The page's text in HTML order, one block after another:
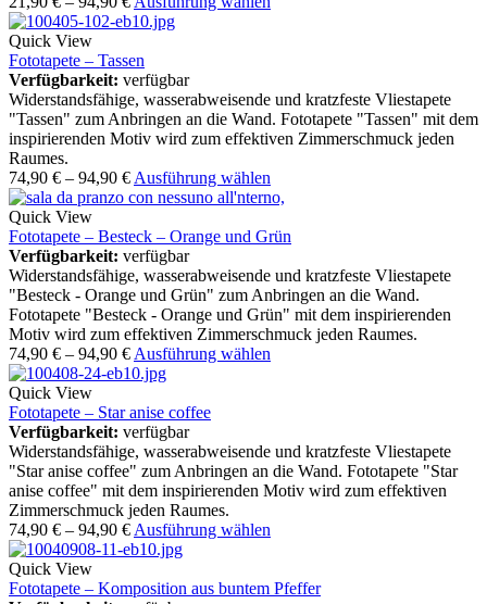
Quick View
Fototapete – Tassen
Verfügbarkeit: verfügbar
Widerstandsfähige, wasserabweisende und kratzfeste Vliestapete
"Tassen" zum Anbringen an die Wand. Fototapete "Tassen" mit dem
inspirierenden Motiv wird zum effektiven Zimmerschmuck jeden
Raumes.
74,90 € – 94,90 € Ausführung wählen
Quick View
Fototapete – Besteck – Orange und Grün
Verfügbarkeit: verfügbar
Widerstandsfähige, wasserabweisende und kratzfeste Vliestapete
"Besteck - Orange und Grün" zum Anbringen an die Wand.
Fototapete "Besteck - Orange und Grün" mit dem inspirierenden
Motiv wird zum effektiven Zimmerschmuck jeden Raumes.
74,90 € – 94,90 € Ausführung wählen
Quick View
Fototapete – Star anise coffee
Verfügbarkeit: verfügbar
Widerstandsfähige, wasserabweisende und kratzfeste Vliestapete
"Star anise coffee" zum Anbringen an die Wand. Fototapete "Star
anise coffee" mit dem inspirierenden Motiv wird zum effektiven
Zimmerschmuck jeden Raumes.
74,90 € – 94,90 € Ausführung wählen
Quick View
Fototapete – Komposition aus buntem Pfeffer